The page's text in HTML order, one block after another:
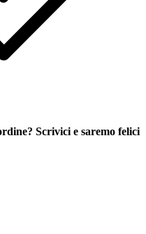
Scrivici e saremo felici